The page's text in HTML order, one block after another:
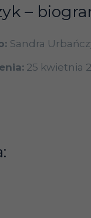
–
Sandra
25 kwietnia